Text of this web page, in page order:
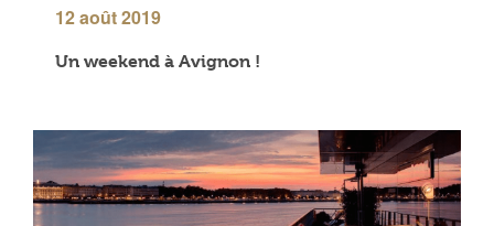
12 août 2019
Un weekend à Avignon !